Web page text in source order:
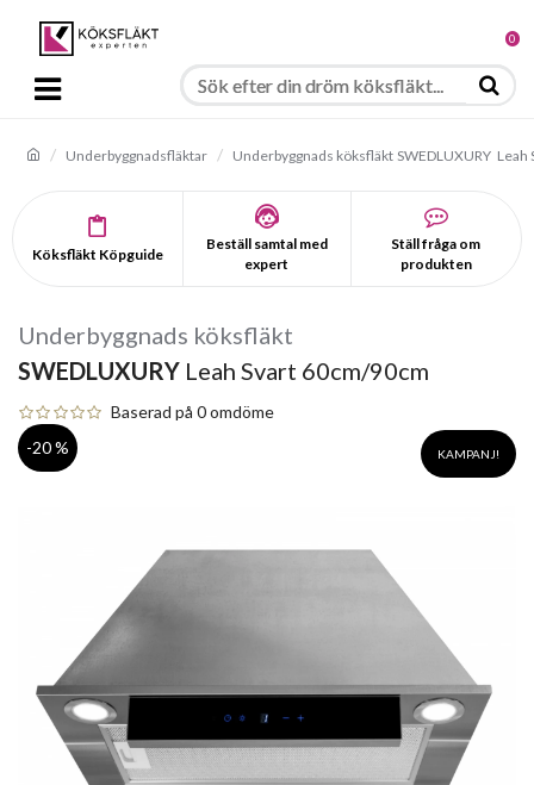
0
Underbyggnadsfläktar Underbyggnads köksfläkt SWEDLUXURY Leah
Köksfläkt Köpguide
Beställ samtal med
expert
Ställ fråga om
produkten
Underbyggnads köksfläkt
SWEDLUXURY Leah Svart 60cm/90cm
Baserad på 0 omdöme
KAMPANJ!
-20 %